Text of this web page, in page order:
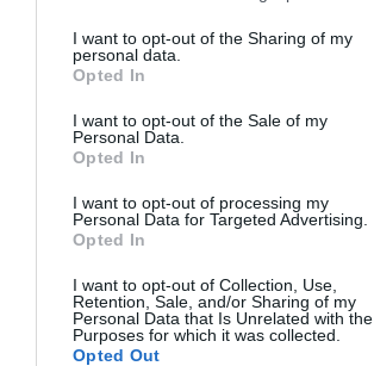
I want to opt-out of the Sharing of my
personal data.
Opted In
I want to opt-out of the Sale of my
Personal Data.
Opted In
I want to opt-out of processing my
Personal Data for Targeted Advertising.
Opted In
I want to opt-out of Collection, Use,
Retention, Sale, and/or Sharing of my
Personal Data that Is Unrelated with the
Purposes for which it was collected.
Opted Out